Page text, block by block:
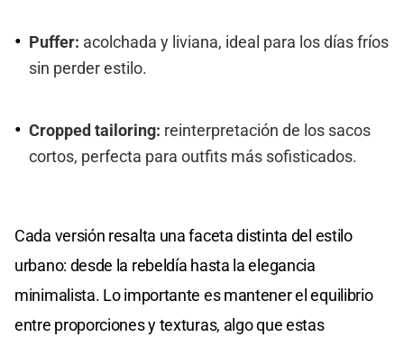
Puffer: acolchada y liviana, ideal para los días fríos
sin perder estilo.
Cropped tailoring: reinterpretación de los sacos
cortos, perfecta para outfits más sofisticados.
Cada versión resalta una faceta distinta del estilo
urbano: desde la rebeldía hasta la elegancia
minimalista. Lo importante es mantener el equilibrio
entre proporciones y texturas, algo que estas